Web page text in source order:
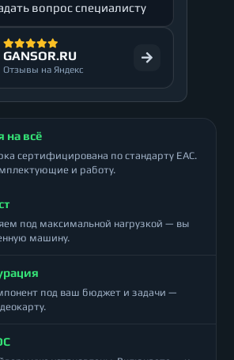
вопрос специалисту
GANSOR.RU
Отзывы на Яндекс
на всё
сертифицирована по стандарту ЕАС.
и работу.
под максимальной нагрузкой — вы
машину.
под ваш бюджет и задачи —